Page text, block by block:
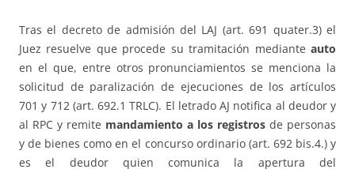
Tras el decreto de admisión del LAJ (art. 691 quater.3) el
Juez resuelve que procede su tramitación mediante auto
en el que, entre otros pronunciamientos se menciona la
solicitud de paralización de ejecuciones de los artículos
701 y 712 (art. 692.1 TRLC). El letrado AJ notifica al deudor y
al RPC y remite mandamiento a los registros de personas
y de bienes como en el concurso ordinario (art. 692 bis.4.) y
es el deudor quien comunica la apertura del